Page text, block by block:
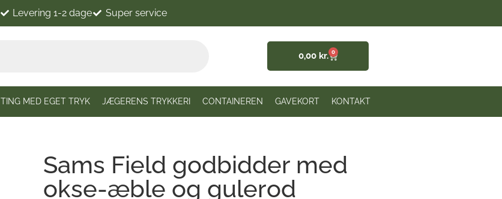
Levering 1-2 dage Super service
0,00 kr. 0
TING MED EGET TRYK JÆGERENS TRYKKERI CONTAINEREN GAVEKORT KONTAKT
Sams Field godbidder med
okse-æble og gulerod